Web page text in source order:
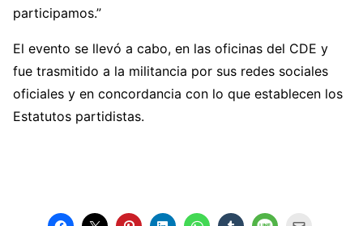
participamos.”
El evento se llevó a cabo, en las oficinas del CDE y
fue trasmitido a la militancia por sus redes sociales
oficiales y en concordancia con lo que establecen los
Estatutos partidistas.